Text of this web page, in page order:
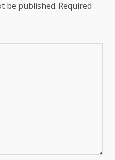
be published. Required